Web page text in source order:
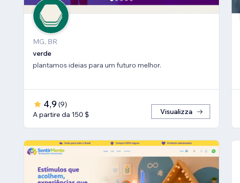
MG, BR
verde
plantamos ideias para um futuro melhor.
4,9 (9)
A partire da 150 $
Visualizza